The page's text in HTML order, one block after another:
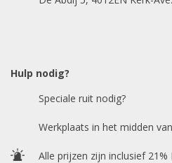
Chasis / VIN nummer
E-mailadres *
Hulp nodig?
Speciale ruit nodig?
Werkplaats in het midden
Alle prijzen zijn inclusief 21%